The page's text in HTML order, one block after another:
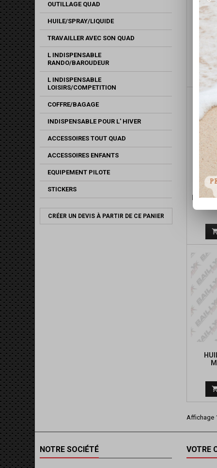
OUTILLAGE QUAD
HUILE/SPRAY/LIQUIDE
TRAVAILLER AVEC SON QUAD
L INDISPENSABLE
RANDO/BAROUDEUR
L INDISPENSABLE
LOISIRS/COMPETITION
COFFRE/BAGAGE
INDISPENSABLE POUR L' HIVER
ACCESSOIRES TOUT QUAD
ACCESSOIRES ENFANTS
EQUIPEMENT PILOTE
STICKERS
CRÉER UN DEVIS À PARTIR DE CE PANIER

KIT
Affichage
NOTRE SOCIÉTÉ VOTRE